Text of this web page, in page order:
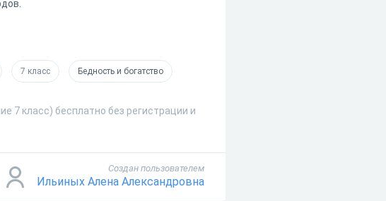
7 класс Бедность и богатство
7 класс) бесплатно без регистрации и
Создан пользователем
Ильиных Алена Александровна